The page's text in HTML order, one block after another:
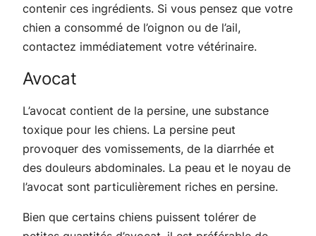
contenir ces ingrédients. Si vous pensez que votre
chien a consommé de l’oignon ou de l’ail,
contactez immédiatement votre vétérinaire.
Avocat
L’avocat contient de la persine, une substance
toxique pour les chiens. La persine peut
provoquer des vomissements, de la diarrhée et
des douleurs abdominales. La peau et le noyau de
l’avocat sont particulièrement riches en persine.
Bien que certains chiens puissent tolérer de